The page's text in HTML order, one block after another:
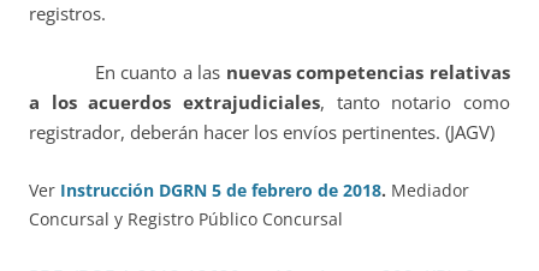
registros.
En cuanto a las nuevas competencias relativas
a los acuerdos extrajudiciales, tanto notario como
registrador, deberán hacer los envíos pertinentes. (JAGV)
Ver Instrucción DGRN 5 de febrero de 2018. Mediador
Concursal y Registro Público Concursal